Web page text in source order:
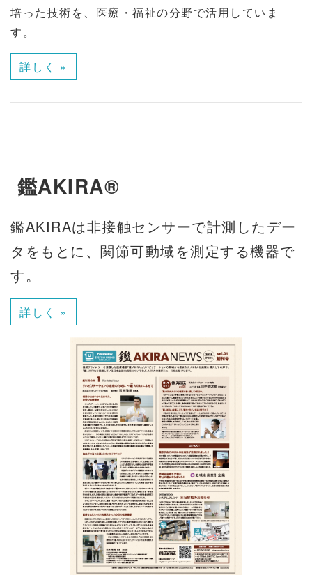
培った技術を、医療・福祉の分野で活用していま
す。
詳しく »
鑑AKIRA®
鑑AKIRAは非接触センサーで計測したデー
タをもとに、関節可動域を測定する機器で
す。
詳しく »